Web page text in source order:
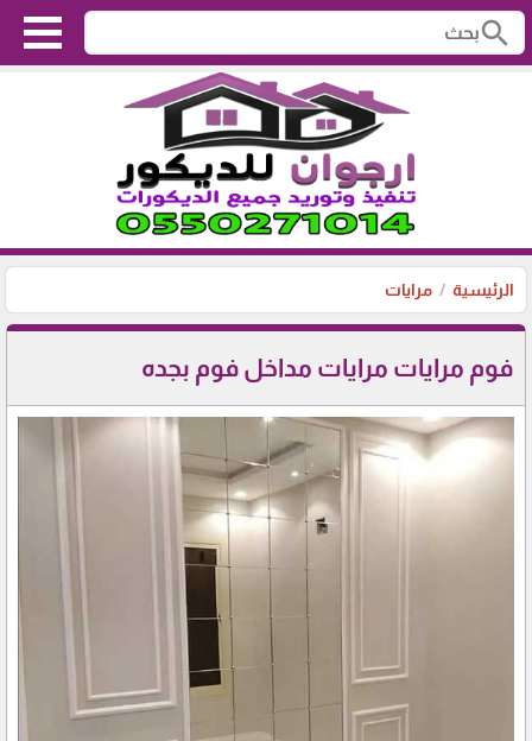
search
الرئيسية مرايات
فوم مرايات مرايات مداخل فوم بجده